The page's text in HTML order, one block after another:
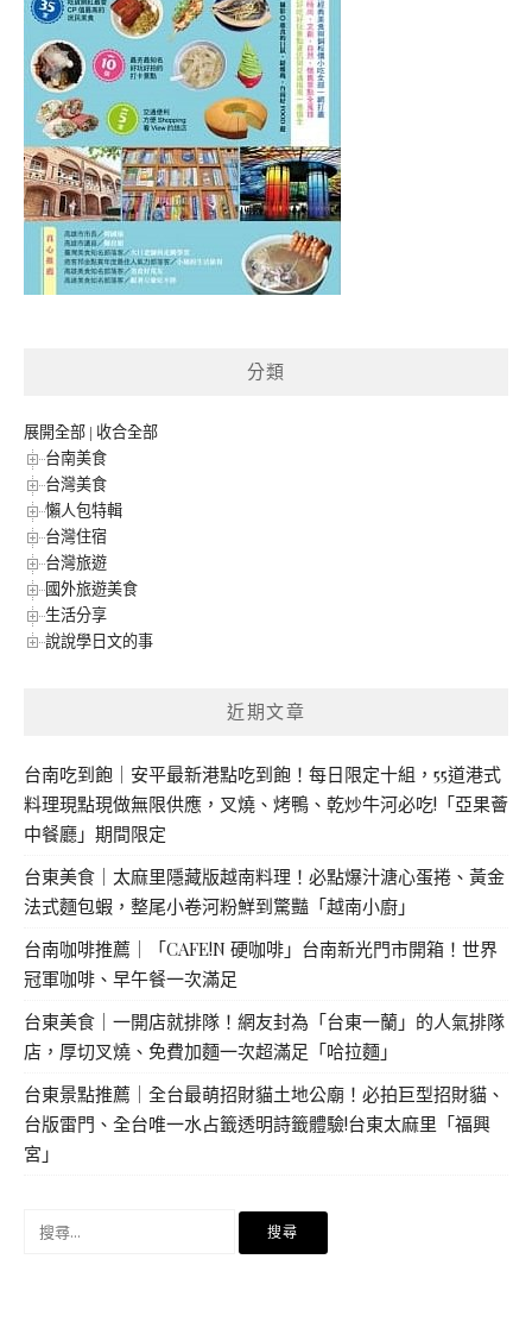
分類
展開全部 | 收合全部
台南美食
台灣美食
懶人包特輯
台灣住宿
台灣旅遊
國外旅遊美食
生活分享
說說學日文的事
近期文章
台南吃到飽｜安平最新港點吃到飽！每日限定十組，55道港式
料理現點現做無限供應，叉燒、烤鴨、乾炒牛河必吃!「亞果薈
中餐廳」期間限定
台東美食｜太麻里隱藏版越南料理！必點爆汁溏心蛋捲、黃金
法式麵包蝦，整尾小卷河粉鮮到驚豔「越南小廚」
台南咖啡推薦｜「CAFE!N 硬咖啡」台南新光門市開箱！世界
冠軍咖啡、早午餐一次滿足
台東美食｜一開店就排隊！網友封為「台東一蘭」的人氣排隊
店，厚切叉燒、免費加麵一次超滿足「哈拉麵」
台東景點推薦｜全台最萌招財貓土地公廟！必拍巨型招財貓、
台版雷門、全台唯一水占籤透明詩籤體驗!台東太麻里「福興
宮」